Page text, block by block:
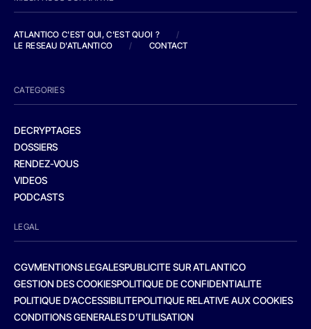
ATLANTICO C'EST QUI, C'EST QUOI ?
/
LE RESEAU D'ATLANTICO
/ CONTACT
CATEGORIES
DECRYPTAGES
DOSSIERS
RENDEZ-VOUS
VIDEOS
PODCASTS
LEGAL
CGVMENTIONS LEGALESPUBLICITE SUR ATLANTICO
GESTION DES COOKIESPOLITIQUE DE CONFIDENTIALITE
POLITIQUE D’ACCESSIBILITEPOLITIQUE RELATIVE AUX COOKIES
CONDITIONS GENERALES D’UTILISATION